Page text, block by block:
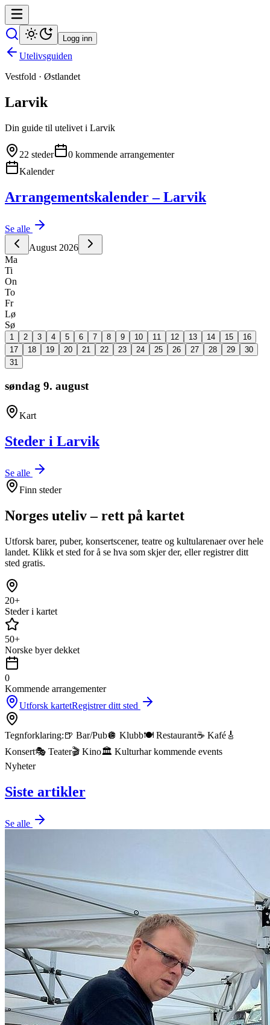
Logg inn
Utelivsguiden
Vestfold · Østlandet
Larvik
Din guide til utelivet i Larvik
22 steder 0 kommende arrangementer
Kalender
Arrangementskalender – Larvik
Se alle
August 2026
Ma
Ti
On
To
Fr
Lø
Sø
1 2 3 4 5 6 7 8 9 10 11 12 13 14 15
16
17
18 19 20 21 22 23 24 25 26 27 28 29
30
31
søndag 9. august
Kart
Steder i Larvik
Se alle
Finn steder
Norges uteliv – rett på kartet
Utforsk barer, puber, konsertscener, teatre og kultularenaer over hele
landet. Klikk et sted for å se hva som skjer der, eller registrer ditt
sted gratis.
20+
Steder i kartet
50+
Norske byer dekket
0
Kommende arrangementer
Utforsk kartetRegistrer ditt sted
Tegnforklaring:🍺 Bar/Pub🪩 Klubb🍽️ Restaurant☕ Kafé 🎸
Konsert🎭 Teater🎬 Kino🏛️ Kulturhar kommende events
Nyheter
Siste artikler
Se alle